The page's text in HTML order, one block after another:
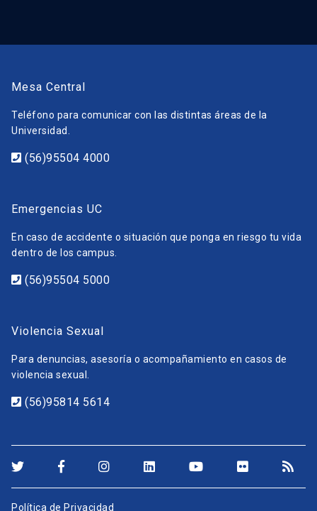
Mesa Central
Teléfono para comunicar con las distintas áreas de la
Universidad.
(56)95504 4000
Emergencias UC
En caso de accidente o situación que ponga en riesgo tu vida
dentro de los campus.
(56)95504 5000
Violencia Sexual
Para denuncias, asesoría o acompañamiento en casos de
violencia sexual.
(56)95814 5614
Política de Privacidad